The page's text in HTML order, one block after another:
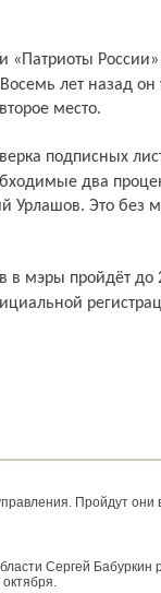
лет назад он
место.
два
Урлашов. Это без
Пройдут они
Сергей Бабуркин